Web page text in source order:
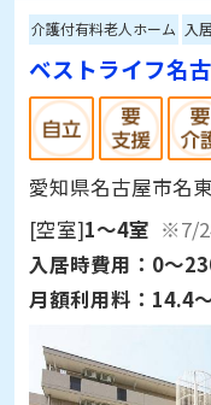
介護付有料老人ホーム 入
ベストライフ名
愛知県名古屋市名
[空室]1～4室 ※7/
入居時費用： 0～
月額利用料： 14.4